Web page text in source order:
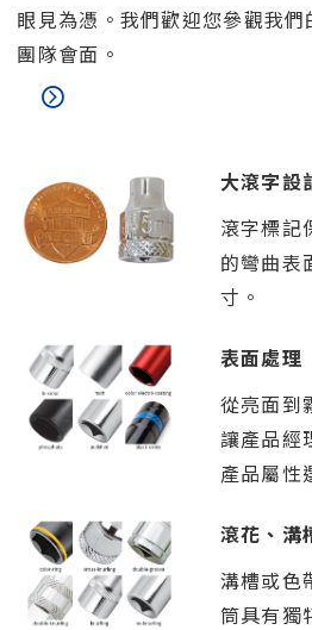
眼見為憑。我們歡迎您參觀我
團隊會面。
大滾字設
滾字標記
的彎曲表
寸。
表面處理
從亮面到
讓產品經
產品屬性
滾花、溝
溝槽或色
筒具有獨